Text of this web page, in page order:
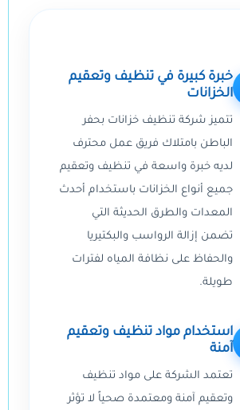
خبرة كبيرة في تنظيف وتعقيم
الخزانات
تتميز شركة تنظيف خزانات بحفر
الباطن بامتلاك فريق عمل محترف
لديه خبرة واسعة في تنظيف وتعقيم
جميع أنواع الخزانات باستخدام أحدث
المعدات والطرق الحديثة التي
تضمن إزالة الرواسب والبكتيريا
والحفاظ على نظافة المياه لفترات
طويلة.
استخدام مواد تنظيف وتعقيم
آمنة
تعتمد الشركة على مواد تنظيف
وتعقيم آمنة ومعتمدة صحياً لا تؤثر